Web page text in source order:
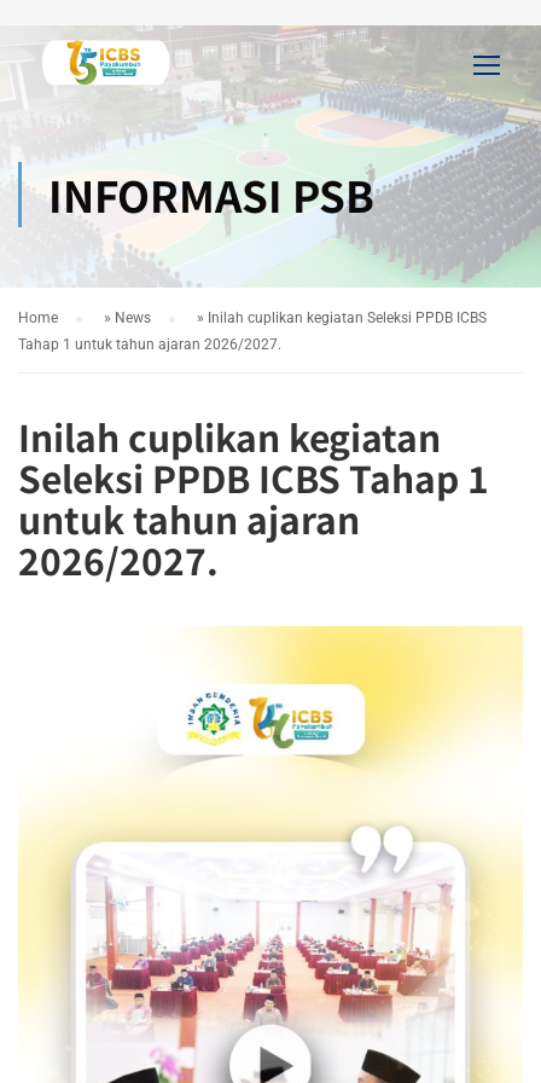
INFORMASI PSB
Home » News » Inilah cuplikan kegiatan Seleksi PPDB ICBS
Tahap 1 untuk tahun ajaran 2026/2027.
Inilah cuplikan kegiatan
Seleksi PPDB ICBS Tahap 1
untuk tahun ajaran
2026/2027.